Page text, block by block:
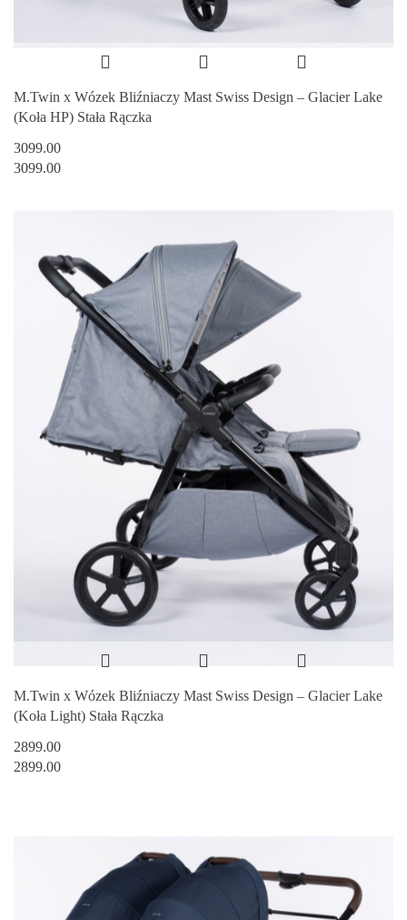
M.Twin x Wózek Bliźniaczy Mast Swiss Design – Glacier Lake
(Koła HP) Stała Rączka
3099.00
3099.00
M.Twin x Wózek Bliźniaczy Mast Swiss Design – Glacier Lake
(Koła Light) Stała Rączka
2899.00
2899.00